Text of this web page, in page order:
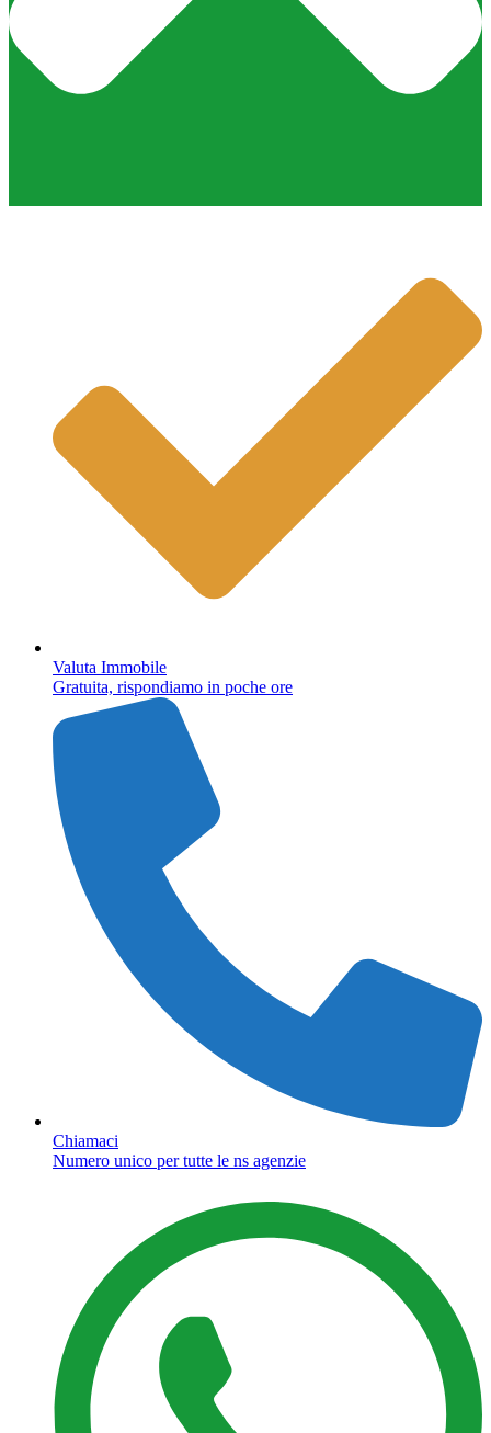
Valuta Immobile
Gratuita, rispondiamo in poche ore
Chiamaci
Numero unico per tutte le ns agenzie